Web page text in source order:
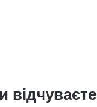
відчуваєте